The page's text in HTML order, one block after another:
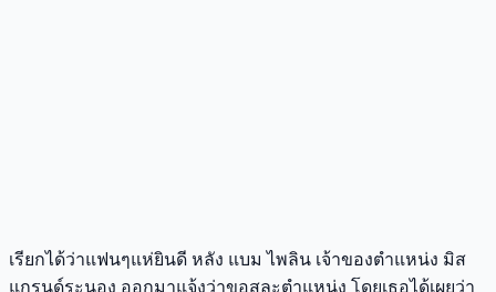
เรียกได้ว่าแฟนๆแห่ยินดี หลัง แบม ไพลิน เจ้าของตำแหน่ง มิส
แกรนด์ระนอง ออกมาแจ้งว่าขอสละตำแหน่ง โดยเธอได้เผยว่า